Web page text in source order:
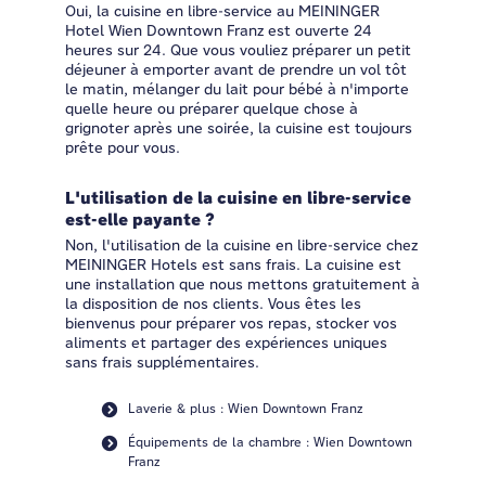
Oui, la cuisine en libre-service au MEININGER
Hotel Wien Downtown Franz est ouverte 24
heures sur 24. Que vous vouliez préparer un petit
déjeuner à emporter avant de prendre un vol tôt
le matin, mélanger du lait pour bébé à n'importe
quelle heure ou préparer quelque chose à
grignoter après une soirée, la cuisine est toujours
prête pour vous.
L'utilisation de la cuisine en libre-service
est-elle payante ?
Non, l'utilisation de la cuisine en libre-service chez
MEININGER Hotels est sans frais. La cuisine est
une installation que nous mettons gratuitement à
la disposition de nos clients. Vous êtes les
bienvenus pour préparer vos repas, stocker vos
aliments et partager des expériences uniques
sans frais supplémentaires.
Laverie & plus : Wien Downtown Franz
Équipements de la chambre : Wien Downtown
Franz